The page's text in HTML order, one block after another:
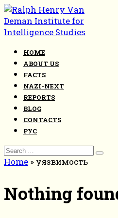
Skip
to
content
HOME
ABOUT US
FACTS
NAZI-NEXT
REPORTS
BLOG
CONTACTS
РУС
Search
for:
Home » уязвимость
Nothing